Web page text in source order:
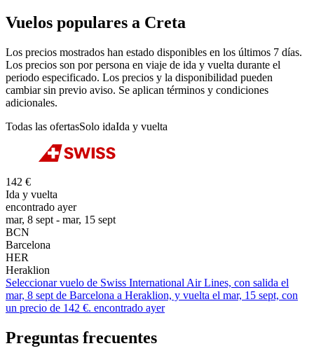
Vuelos populares a Creta
Los precios mostrados han estado disponibles en los últimos 7 días.
Los precios son por persona en viaje de ida y vuelta durante el
periodo especificado. Los precios y la disponibilidad pueden
cambiar sin previo aviso. Se aplican términos y condiciones
adicionales.
Todas las ofertasSolo idaIda y vuelta
142 €
Ida y vuelta
encontrado ayer
mar, 8 sept - mar, 15 sept
BCN
Barcelona
HER
Heraklion
Seleccionar vuelo de Swiss International Air Lines, con salida el
mar, 8 sept de Barcelona a Heraklion, y vuelta el mar, 15 sept, con
un precio de 142 €. encontrado ayer
Preguntas frecuentes